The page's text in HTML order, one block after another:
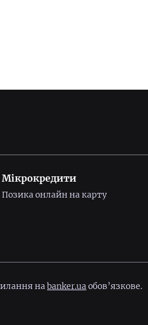
Мікрокредити
Позика онлайн на карту
наbanker.uaобов’язкове.